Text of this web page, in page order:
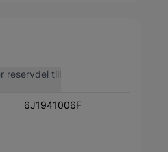
reservdel till
6J1941006F